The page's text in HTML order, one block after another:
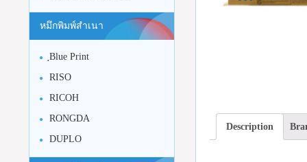
Description
หมึกพิมพ์สำเนา
ฺBlue Print
RISO
RICOH
RONGDA
DUPLO